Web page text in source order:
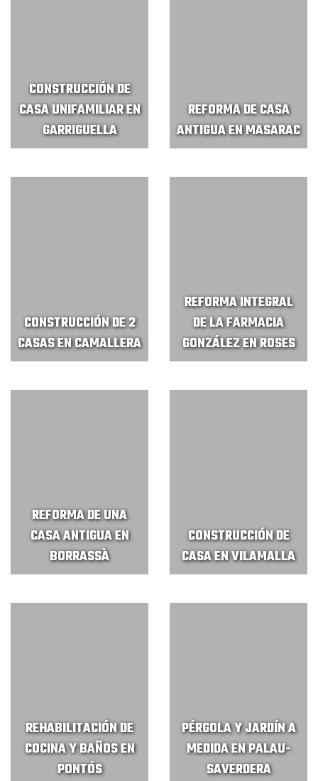
CONSTRUCCIÓN DE
CASA UNIFAMILIAR EN
GARRIGUELLA
REFORMA DE CASA
ANTIGUA EN MASARAC
CONSTRUCCIÓN DE 2
CASAS EN CAMALLERA
REFORMA INTEGRAL
DE LA FARMACIA
GONZÁLEZ EN ROSES
REFORMA DE UNA
CASA ANTIGUA EN
BORRASSÀ
CONSTRUCCIÓN DE
CASA EN VILAMALLA
REHABILITACIÓN DE
COCINA Y BAÑOS EN
PONTÓS
PÉRGOLA Y JARDÍN A
MEDIDA EN PALAU-
SAVERDERA